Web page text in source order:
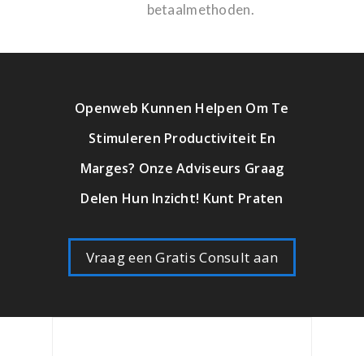
betaalmethoden.
Openweb Kunnen Helpen Om Te
Stimuleren Productiviteit En
Marges? Onze Adviseurs Graag
Delen Hun Inzicht! Kunt Praten
Vraag een Gratis Consult aan